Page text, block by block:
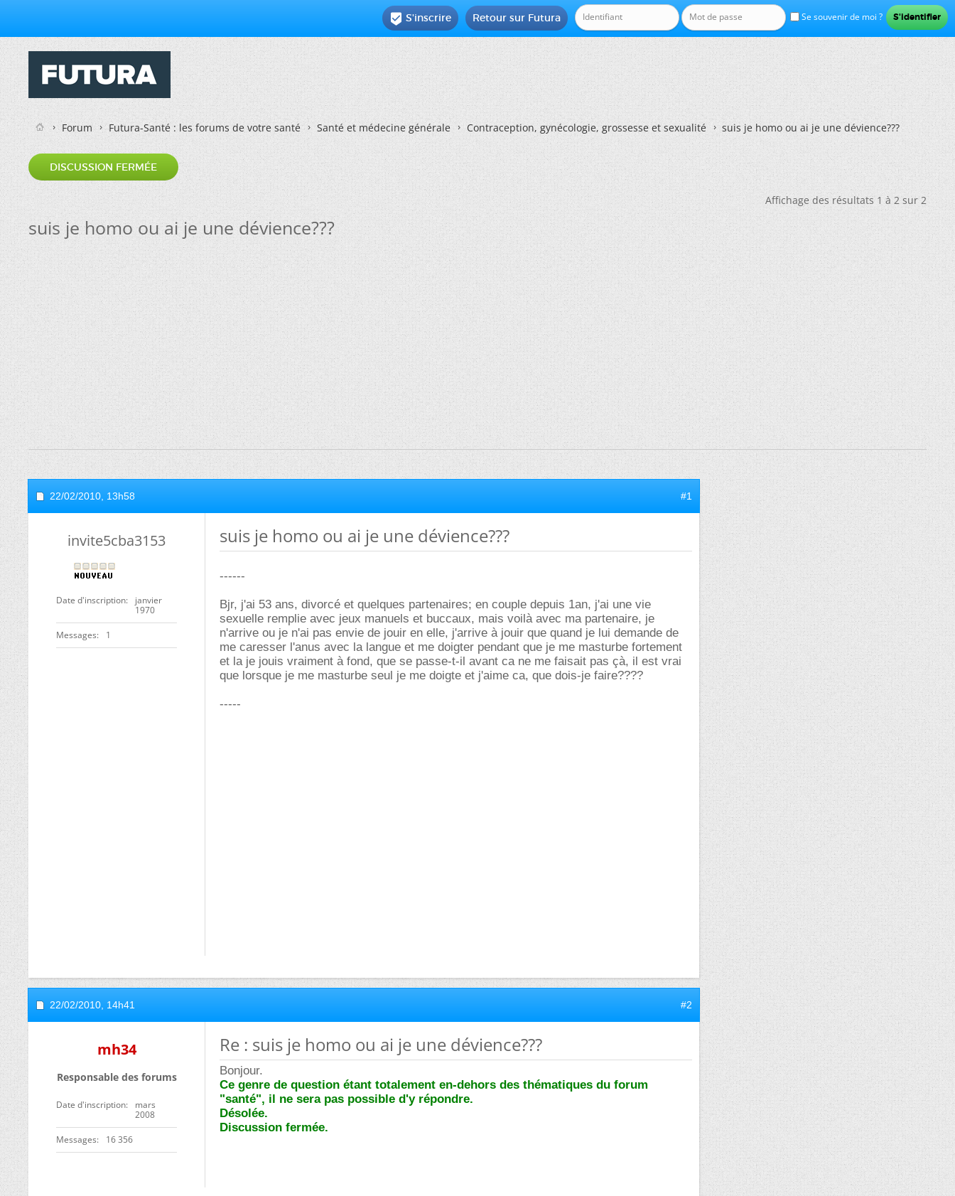
Se souvenir de moi ?
Retour sur Futura
 S'inscrire
Forum Futura-Santé : les forums de votre santé Santé et médecine générale Contraception, gynécologie, grossesse et sexualité suis je homo ou ai je une dévience???
DISCUSSION FERMÉE
Affichage des résultats 1 à 2 sur 2
suis je homo ou ai je une dévience???
22/02/2010, 13h58 #1
invite5cba3153
Date d'inscription
janvier
1970
Messages 1
suis je homo ou ai je une dévience???
------
Bjr, j'ai 53 ans, divorcé et quelques partenaires; en couple depuis 1an, j'ai une vie
sexuelle remplie avec jeux manuels et buccaux, mais voilà avec ma partenaire, je
n'arrive ou je n'ai pas envie de jouir en elle, j'arrive à jouir que quand je lui demande de
me caresser l'anus avec la langue et me doigter pendant que je me masturbe fortement
et la je jouis vraiment à fond, que se passe-t-il avant ca ne me faisait pas çà, il est vrai
que lorsque je me masturbe seul je me doigte et j'aime ca, que dois-je faire????
-----
22/02/2010, 14h41 #2
mh34
Responsable des forums
Date d'inscription
mars
2008
Messages 16 356
Re : suis je homo ou ai je une dévience???
Bonjour.
Ce genre de question étant totalement en-dehors des thématiques du forum
"santé", il ne sera pas possible d'y répondre.
Désolée.
Discussion fermée.